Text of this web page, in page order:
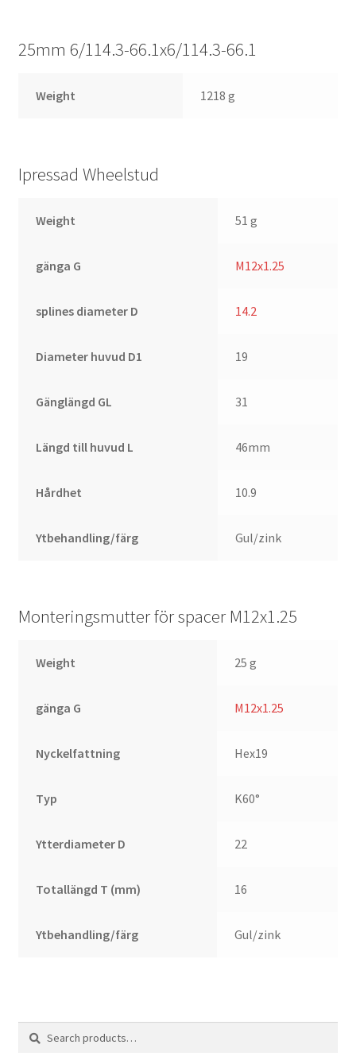
25mm 6/114.3-66.1x6/114.3-66.1
Weight 1218 g
Ipressad Wheelstud
Weight 51 g
gänga G M12x1.25
splines diameter D 14.2
Diameter huvud D1 19
Gänglängd GL 31
Längd till huvud L 46mm
Hårdhet 10.9
Ytbehandling/färg Gul/zink
Monteringsmutter för spacer M12x1.25
Weight 25 g
gänga G M12x1.25
Nyckelfattning Hex19
Typ K60°
Ytterdiameter D 22
Totallängd T (mm) 16
Ytbehandling/färg Gul/zink
Search
Search